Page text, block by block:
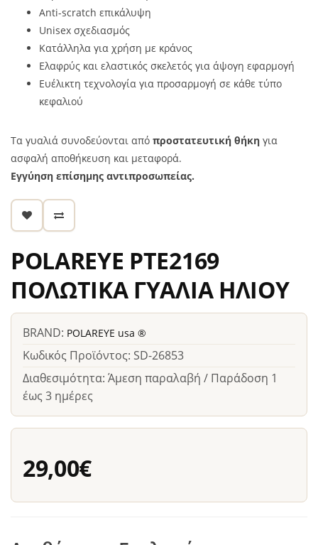
Anti-scratch επικάλυψη
Unisex σχεδιασμός
Κατάλληλα για χρήση με κράνος
Ελαφρύς και ελαστικός σκελετός για άψογη εφαρμογή
Ευέλικτη τεχνολογία για προσαρμογή σε κάθε τύπο
κεφαλιού
Τα γυαλιά συνοδεύονται από προστατευτική θήκη για
ασφαλή αποθήκευση και μεταφορά.
Εγγύηση επίσημης αντιπροσωπείας.
POLAREYE PTE2169
ΠΟΛΩΤΙΚΑ ΓΥΑΛΙΑ ΗΛΙΟΥ
BRAND: POLAREYE usa ®
Κωδικός Προϊόντος: SD-26853
Διαθεσιμότητα: Άμεση παραλαβή / Παράδοση 1
έως 3 ημέρες
29,00€